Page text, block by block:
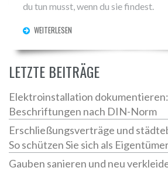
du tun musst, wenn du sie findest.
WEITERLESEN
LETZTE BEITRÄGE
Elektroinstallation
Beschriftungen nach DIN-Norm
Erschließungsverträge und
So schützen Sie sich als
Gauben sanieren und neu